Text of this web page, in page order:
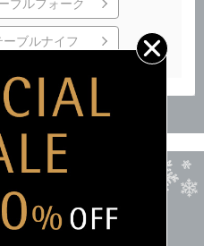
ブルフォーク
ーブルナイフ
3
税込）以上で
料！